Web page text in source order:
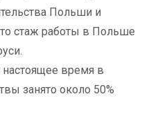
Польши и
стаж работы в Польше
время в
занято около 50%